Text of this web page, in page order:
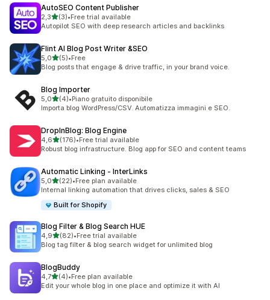
AutoSEO Content Publisher
2,3stelle su 5
(3)
3 recensioni totali
•Free trial available
Autopilot SEO with deep research articles and backlinks
Flint AI Blog Post Writer &SEO
5,0stelle su 5
(5)
5 recensioni totali
•Free
Blog posts that engage & drive traffic, in your brand voice.
Blog Importer
5,0stelle su 5
(4)
4 recensioni totali
•Piano gratuito disponibile
Importa blog WordPress/CSV. Automatizza immagini e SEO.
DropInBlog: Blog Engine
4,6stelle su 5
(176)
176 recensioni totali
•Free trial available
Robust blog infrastructure. Blog app for SEO and content teams
Automatic Linking ‑ InterLinks
5,0stelle su 5
(22)
22 recensioni totali
•Free plan available
Internal linking automation that drives clicks, sales & SEO
Built for Shopify
Blog Filter & Blog Search HUE
4,9stelle su 5
(82)
82 recensioni totali
•Free trial available
Blog tag filter & blog search widget for unlimited blog
BlogBuddy
4,7stelle su 5
(4)
4 recensioni totali
•Free plan available
Edit your whole blog in one place and optimize it with AI